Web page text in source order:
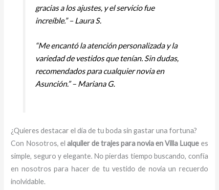
gracias a los ajustes, y el servicio fue
increíble.” – Laura S.
“Me encantó la atención personalizada y la
variedad de vestidos que tenían. Sin dudas,
recomendados para cualquier novia en
Asunción.” – Mariana G.
¿Quieres destacar el día de tu boda sin gastar una fortuna?
Con Nosotros, el alquiler de trajes para novia en Villa Luque es
simple, seguro y elegante. No pierdas tiempo buscando, confía
en nosotros para hacer de tu vestido de novia un recuerdo
inolvidable.